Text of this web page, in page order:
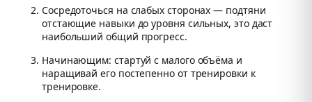
Сосредоточься на слабых сторонах — подтяни
отстающие навыки до уровня сильных, это даст
наибольший общий прогресс.
Начинающим: стартуй с малого объёма и
наращивай его постепенно от тренировки к
тренировке.